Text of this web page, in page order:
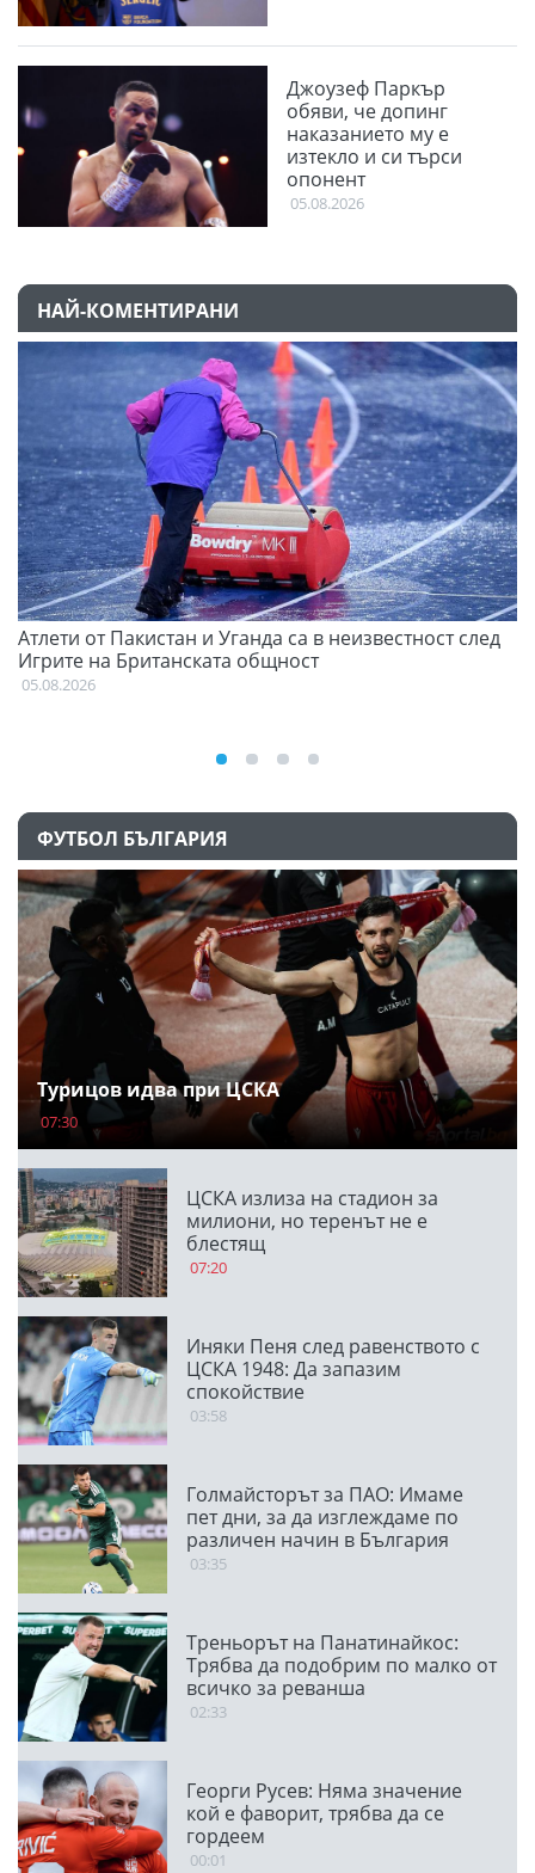
Джоузеф Паркър
обяви, че допинг
наказанието му е
изтекло и си търси
опонент
05.08.2026
НАЙ-КОМЕНТИРАНИ
Атлети от Пакистан и Уганда са в неизвестност след
Игрите на Британската общност
05.08.2026
ФУТБОЛ БЪЛГАРИЯ
Турицов идва при ЦСКА
07:30
ЦСКА излиза на стадион за
милиони, но теренът не е
блестящ
07:20
Иняки Пеня след равенството с
ЦСКА 1948: Да запазим
спокойствие
03:58
Голмайсторът за ПАО: Имаме
пет дни, за да изглеждаме по
различен начин в България
03:35
Треньорът на Панатинайкос:
Трябва да подобрим по малко от
всичко за реванша
02:33
Георги Русев: Няма значение
кой е фаворит, трябва да се
гордеем
00:01